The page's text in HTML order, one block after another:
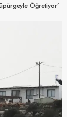
Öğretiyor’